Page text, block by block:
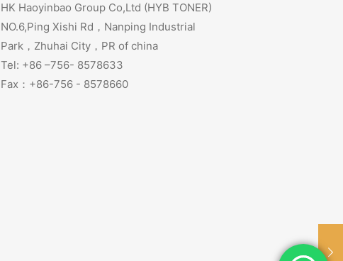
HK Haoyinbao Group Co,Ltd (HYB TONER)
NO.6,Ping Xishi Rd，Nanping Industrial
Park，Zhuhai City，PR of china
Tel: +86 –756- 8578633
Fax：+86-756 - 8578660